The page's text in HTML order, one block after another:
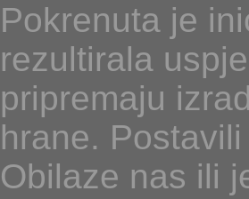
Pokrenuta je
rezultirala
pripremaju
hrane.
Obilaze nas ili